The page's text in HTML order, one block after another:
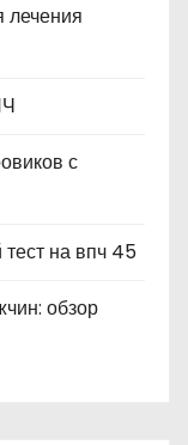
лечения
с
на впч 45
обзор